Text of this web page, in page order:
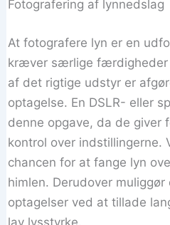
Fotografering af lynnedslag
At fotografere lyn er en
kræver særlige færdigheder
af det rigtige udstyr er
optagelse. En DSLR- eller
denne opgave, da de giver
kontrol over indstillingerne.
chancen for at fange lyn
himlen. Derudover
optagelser ved at tillade
lav lysstyrke.